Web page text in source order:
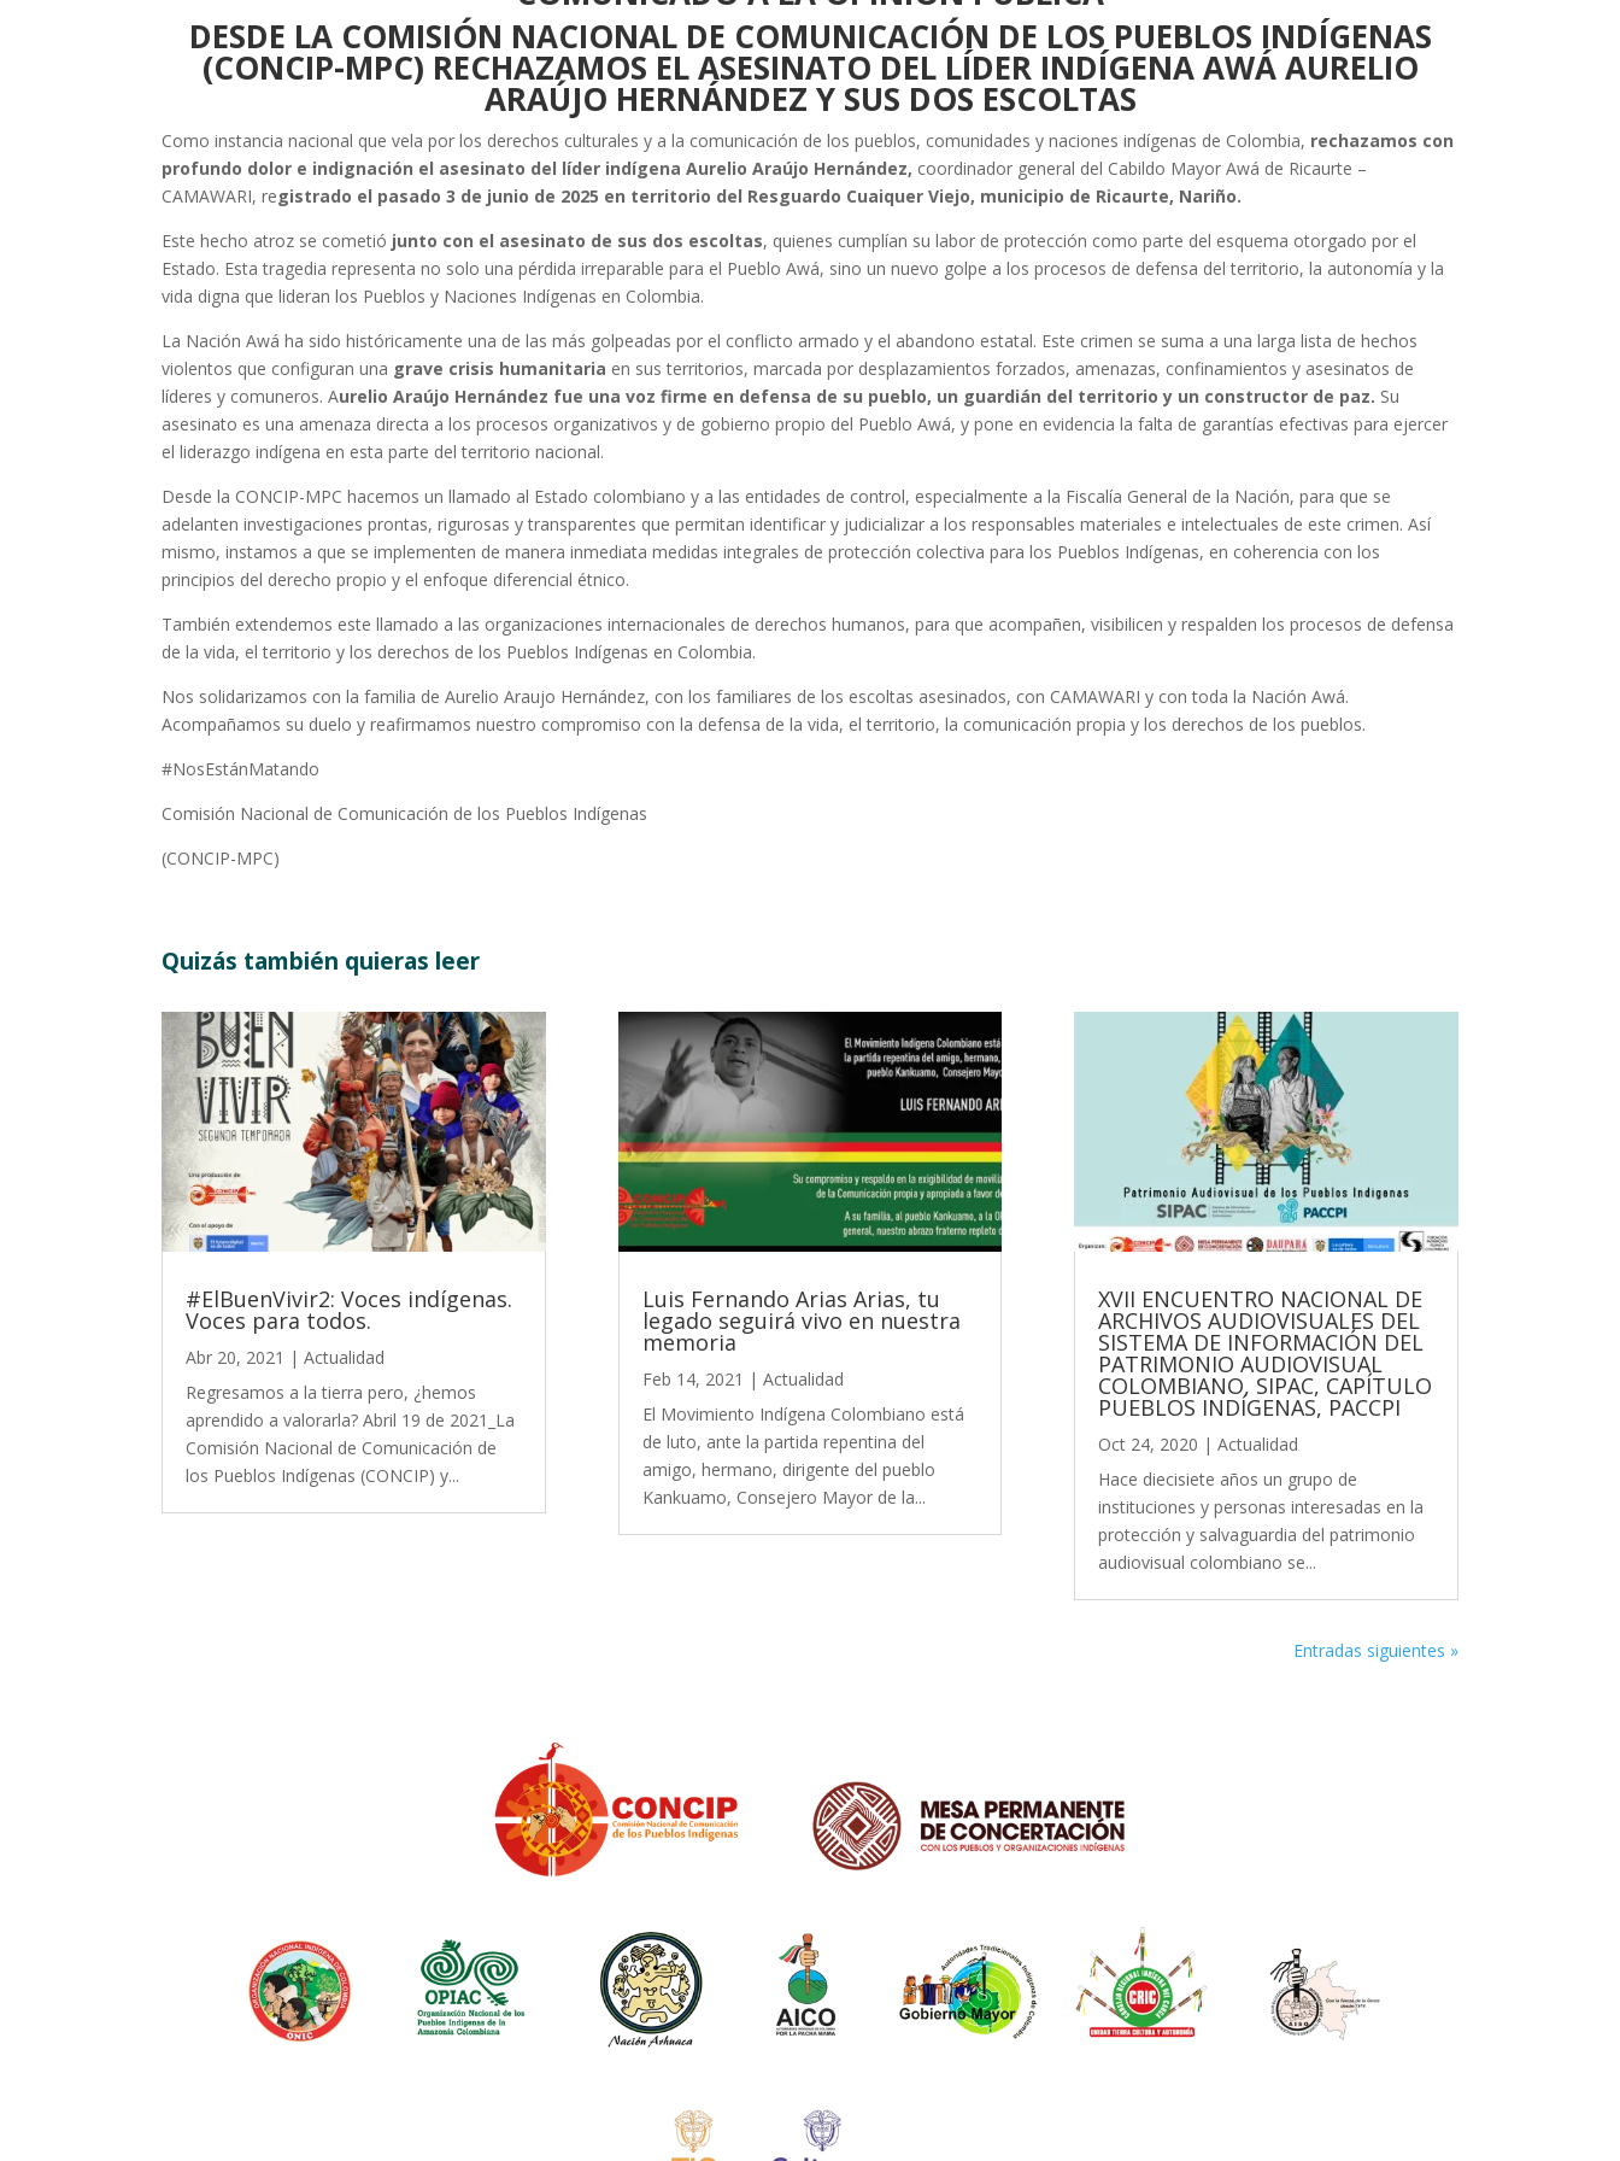
DESDE LA COMISIÓN NACIONAL DE COMUNICACIÓN DE LOS PUEBLOS INDÍGENAS
(CONCIP-MPC) RECHAZAMOS EL ASESINATO DEL LÍDER INDÍGENA AWÁ AURELIO
ARAÚJO HERNÁNDEZ Y SUS DOS ESCOLTAS
Como instancia nacional que vela por los derechos culturales y a la comunicación de los pueblos, comunidades y naciones indígenas de Colombia, rechazamos con
profundo dolor e indignación el asesinato del líder indígena Aurelio Araújo Hernández, coordinador general del Cabildo Mayor Awá de Ricaurte –
CAMAWARI, registrado el pasado 3 de junio de 2025 en territorio del Resguardo Cuaiquer Viejo, municipio de Ricaurte, Nariño.
Este hecho atroz se cometió junto con el asesinato de sus dos escoltas, quienes cumplían su labor de protección como parte del esquema otorgado por el
Estado. Esta tragedia representa no solo una pérdida irreparable para el Pueblo Awá, sino un nuevo golpe a los procesos de defensa del territorio, la autonomía y la
vida digna que lideran los Pueblos y Naciones Indígenas en Colombia.
La Nación Awá ha sido históricamente una de las más golpeadas por el conflicto armado y el abandono estatal. Este crimen se suma a una larga lista de hechos
violentos que configuran una grave crisis humanitaria en sus territorios, marcada por desplazamientos forzados, amenazas, confinamientos y asesinatos de
líderes y comuneros. Aurelio Araújo Hernández fue una voz firme en defensa de su pueblo, un guardián del territorio y un constructor de paz. Su
asesinato es una amenaza directa a los procesos organizativos y de gobierno propio del Pueblo Awá, y pone en evidencia la falta de garantías efectivas para ejercer
el liderazgo indígena en esta parte del territorio nacional.
Desde la CONCIP-MPC hacemos un llamado al Estado colombiano y a las entidades de control, especialmente a la Fiscalía General de la Nación, para que se
adelanten investigaciones prontas, rigurosas y transparentes que permitan identificar y judicializar a los responsables materiales e intelectuales de este crimen. Así
mismo, instamos a que se implementen de manera inmediata medidas integrales de protección colectiva para los Pueblos Indígenas, en coherencia con los
principios del derecho propio y el enfoque diferencial étnico.
También extendemos este llamado a las organizaciones internacionales de derechos humanos, para que acompañen, visibilicen y respalden los procesos de defensa
de la vida, el territorio y los derechos de los Pueblos Indígenas en Colombia.
Nos solidarizamos con la familia de Aurelio Araujo Hernández, con los familiares de los escoltas asesinados, con CAMAWARI y con toda la Nación Awá.
Acompañamos su duelo y reafirmamos nuestro compromiso con la defensa de la vida, el territorio, la comunicación propia y los derechos de los pueblos.
#NosEstánMatando
Comisión Nacional de Comunicación de los Pueblos Indígenas
(CONCIP-MPC)
Quizás también quieras leer
#ElBuenVivir2: Voces indígenas.
Voces para todos.
Abr 20, 2021 |Actualidad
Regresamos a la tierra pero, ¿hemos
aprendido a valorarla? Abril 19 de 2021_La
Comisión Nacional de Comunicación de
los Pueblos Indígenas (CONCIP) y...
Luis Fernando Arias Arias, tu
legado seguirá vivo en nuestra
memoria
Feb 14, 2021 | Actualidad
El Movimiento Indígena Colombiano está
de luto, ante la partida repentina del
amigo, hermano, dirigente del pueblo
Kankuamo, Consejero Mayor de la...
XVII ENCUENTRO NACIONAL DE
ARCHIVOS AUDIOVISUALES DEL
SISTEMA DE INFORMACIÓN DEL
PATRIMONIO AUDIOVISUAL
COLOMBIANO, SIPAC, CAPÍTULO
PUEBLOS INDÍGENAS, PACCPI
Oct 24, 2020 | Actualidad
Hace diecisiete años un grupo de
instituciones y personas interesadas en la
protección y salvaguardia del patrimonio
audiovisual colombiano se...
Entradas siguientes »